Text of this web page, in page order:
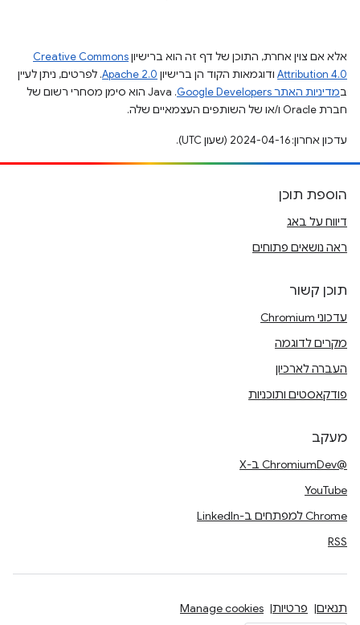
אלא אם צוין אחרת, התוכן של דף זה הוא ברישיוןCreative Commons
Attribution 4.0 ודוגמאות הקוד הן ברישיון Apache 2.0. לפרטים, ניתן לעיין
במדיניות האתר Google Developers‏
.‏ Java הוא סימן מסחרי רשום של
חברת Oracle ו/או של השותפים העצמאיים שלה.
עדכון אחרון: 2024-04-16 (שעון UTC).
הוספת תוכן
דיווח על באג
ראה נושאים פתוחים
תוכן קשור
עדכוני Chromium
מקרים לדוגמה
העברה לארכיון
פודקאסטים ותוכניות
מעקב
@ChromiumDev ב-X
YouTube
Chrome למפתחים ב-LinkedIn
RSS
תנאים פרטיות Manage cookies